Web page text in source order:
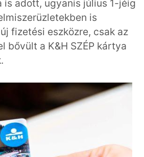
adott, ugyanis július 1-jéig
is
fizetési eszközre, csak az
bővült a K&H SZÉP kártya